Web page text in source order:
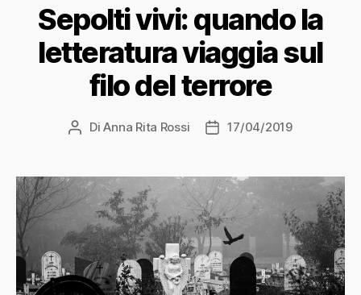
Sepolti vivi: quando la
letteratura viaggia sul
filo del terrore
Autore
DiAnna Rita Rossi
Data17/04/2019